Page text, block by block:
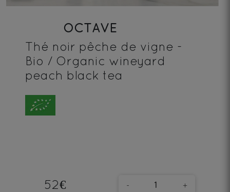
OCTAVE
Thé noir pêche de vigne -
Bio / Organic wineyard
peach black tea
52€ - +